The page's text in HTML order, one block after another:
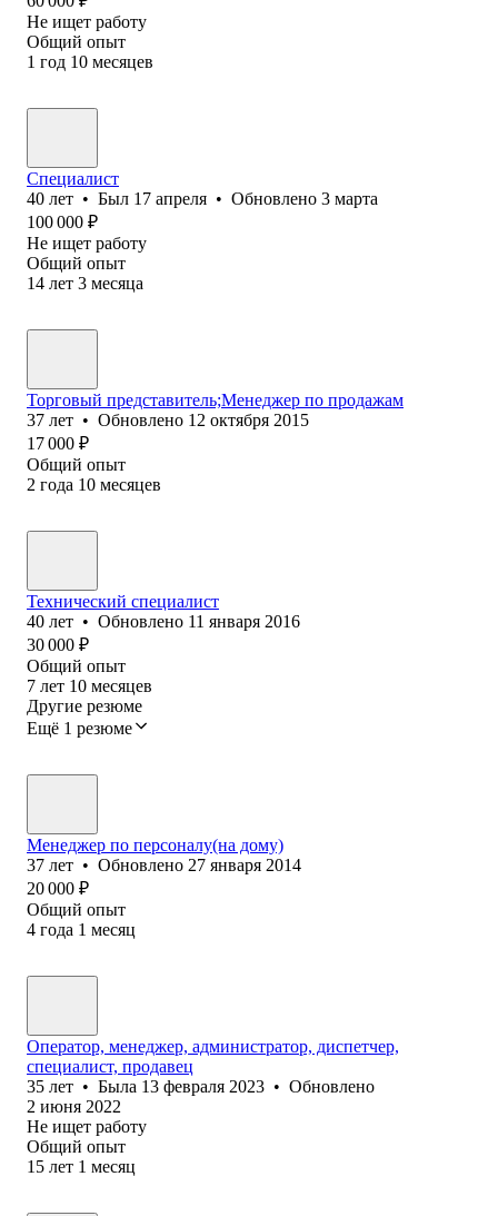
Не ищет работу
Общий опыт
1 год 10 месяцев
Специалист
40 лет • Был 17 апреля • Обновлено 3 марта
100 000 ₽
Не ищет работу
Общий опыт
14 лет 3 месяца
Торговый представитель;Менеджер по продажам
37 лет • Обновлено 12 октября 2015
17 000 ₽
Общий опыт
2 года 10 месяцев
Технический специалист
40 лет • Обновлено 11 января 2016
30 000 ₽
Общий опыт
7 лет 10 месяцев
Другие резюме
Ещё 1 резюме
Менеджер по персоналу(на дому)
37 лет • Обновлено 27 января 2014
20 000 ₽
Общий опыт
4 года 1 месяц
Оператор, менеджер, администратор, диспетчер,
специалист, продавец
35 лет • Была 13 февраля 2023 • Обновлено
2 июня 2022
Не ищет работу
Общий опыт
15 лет 1 месяц